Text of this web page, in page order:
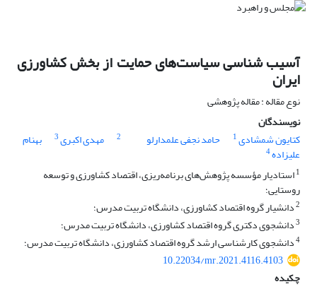
آسیب شناسی سیاست‌‌های حمایت از بخش کشاورزی
ایران
نوع مقاله : مقاله پژوهشی
نویسندگان
کتایون شمشادی1 حامد نجفی علمدارلو 2 مهدی اکبری3 بهنام
علیزاده4
1استادیار مؤسسه پژوهش‌های برنامه‌ریزی، اقتصاد کشاورزی و توسعه
روستایی؛
2دانشیار گروه اقتصاد کشاورزی، دانشگاه تربیت مدرس؛
3دانشجوی دکتری گروه اقتصاد کشاورزی، دانشگاه تربیت مدرس؛
4دانشجوی کارشناسی ارشد گروه اقتصاد کشاورزی، دانشگاه تربیت مدرس؛
10.22034/mr.2021.4116.4103
چکیده